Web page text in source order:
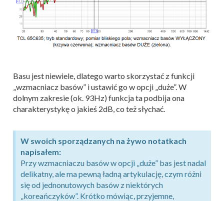
Basu jest niewiele, dlatego warto skorzystać z funkcji
„wzmacniacz basów” i ustawić go w opcji „duże”. W
dolnym zakresie (ok. 93Hz) funkcja ta podbija ona
charakterystykę o jakieś 2dB, co też słychać.
W swoich sporządzanych na żywo notatkach
napisałem:
Przy wzmacniaczu basów w opcji „duże” bas jest nadal
delikatny, ale ma pewną ładną artykulację, czym różni
się od jednonutowych basów z niektórych
„koreańczyków”. Krótko mówiąc, przyjemne,